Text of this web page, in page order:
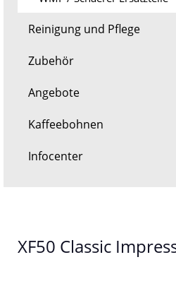
Reinigung und Pflege
Zubehör
Angebote
Kaffeebohnen
Infocenter
XF50 Classic